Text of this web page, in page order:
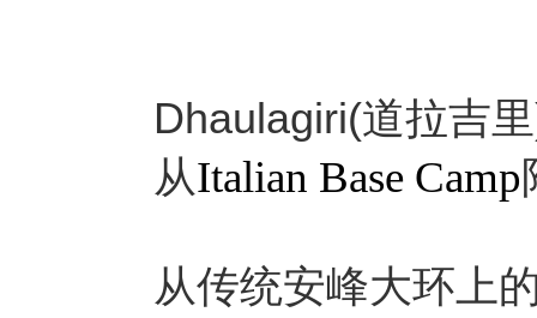
Dhaulagiri(道拉吉
从Italian Base Camp
从传统安峰大环上